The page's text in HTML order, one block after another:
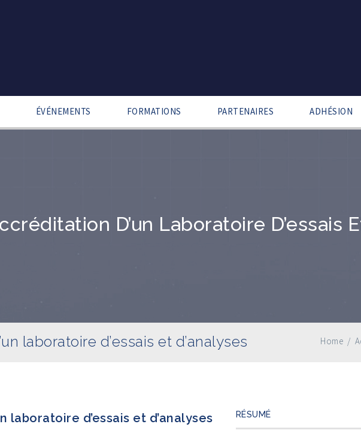
ÉVÉNEMENTS FORMATIONS PARTENAIRES ADHÉSION
D’un Laboratoire D’essais
laboratoire d’essais et d’analyses Home /
laboratoire d’essais et d’analyses RÉSUMÉ